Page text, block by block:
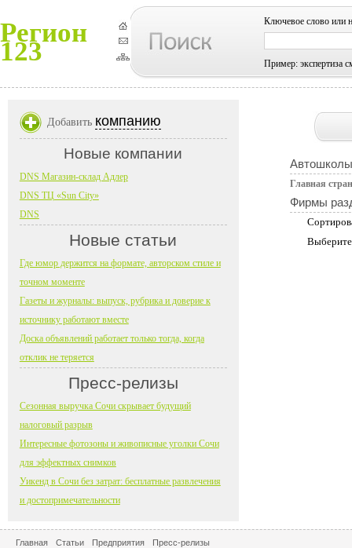
Регион
123
Ключевое слово или
Пример: экспертиза
Главная
Фирмы
Добавить компанию
Новые компании
DNS Магазин-склад Адлер
DNS ТЦ «Sun City»
DNS
Новые статьи
Где юмор держится на формате, авторском стиле и
точном моменте
Газеты и журналы: выпуск, рубрика и доверие к
источнику работают вместе
Доска объявлений работает только тогда, когда
отклик не теряется
Пресс-релизы
Сезонная выручка Сочи скрывает будущий
налоговый разрыв
Интересные фотозоны и живописные уголки Сочи
для эффектных снимков
Уикенд в Сочи без затрат: бесплатные развлечения
и достопримечательности
Главная Статьи Предприятия Пресс-релизы